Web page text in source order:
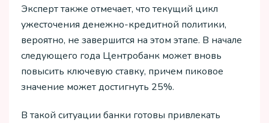
Эксперт также отмечает, что текущий цикл
ужесточения денежно-кредитной политики,
вероятно, не завершится на этом этапе. В начале
следующего года Центробанк может вновь
повысить ключевую ставку, причем пиковое
значение может достигнуть 25%.
В такой ситуации банки готовы привлекать